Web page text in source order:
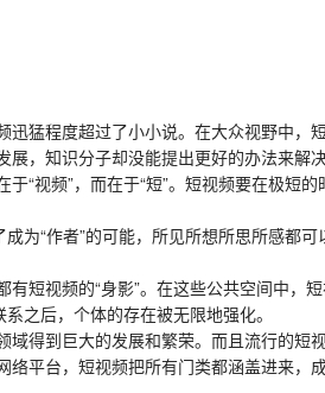
猛程度超过了小小说。在大众视野中，
，知识分子却没能提出更好的办法来解
“视频”，而在于“短”。短视频要在极短
“作者”的可能，所见所想所思所感都可
视频的“身影”。在这些公共空间中，
之后，个体的存在被无限地强化。
得到巨大的发展和繁荣。而且流行的短
平台，短视频把所有门类都涵盖进来，